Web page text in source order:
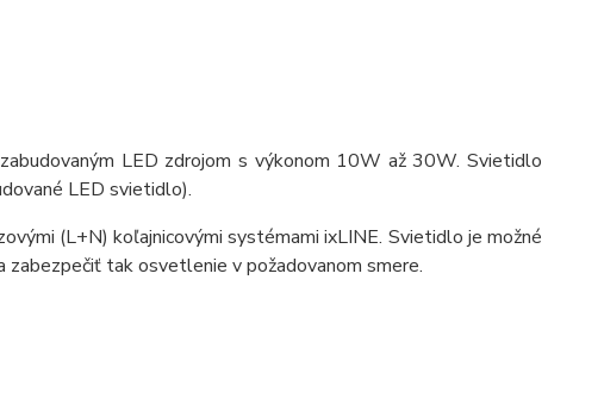
LED zdrojom s výkonom 10W až 30W. Svietidlo
LED svietidlo).
(L+N) koľajnicovými systémami ixLINE. Svietidlo je možné
tak osvetlenie v požadovanom smere.